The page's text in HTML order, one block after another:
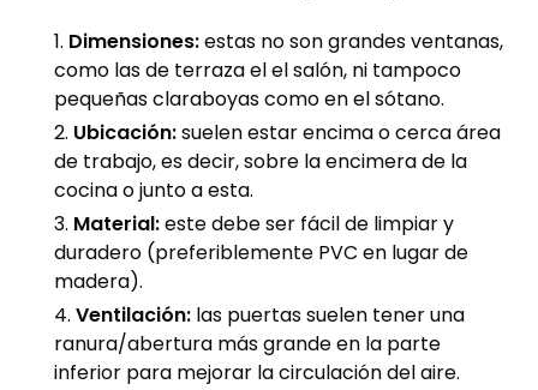
Dimensiones:estas no son grandes ventanas,
como las de terraza el el salón, ni tampoco
pequeñas claraboyas como en el sótano.
Ubicación:suelen estar encima o cerca área
de trabajo, es decir, sobre la encimera de la
cocina o junto a esta.
Material:este debe ser fácil de limpiar y
duradero (preferiblemente PVC en lugar de
madera).
Ventilación: las puertas suelen tener una
ranura/abertura más grande en la parte
inferior para mejorar la circulación del aire.